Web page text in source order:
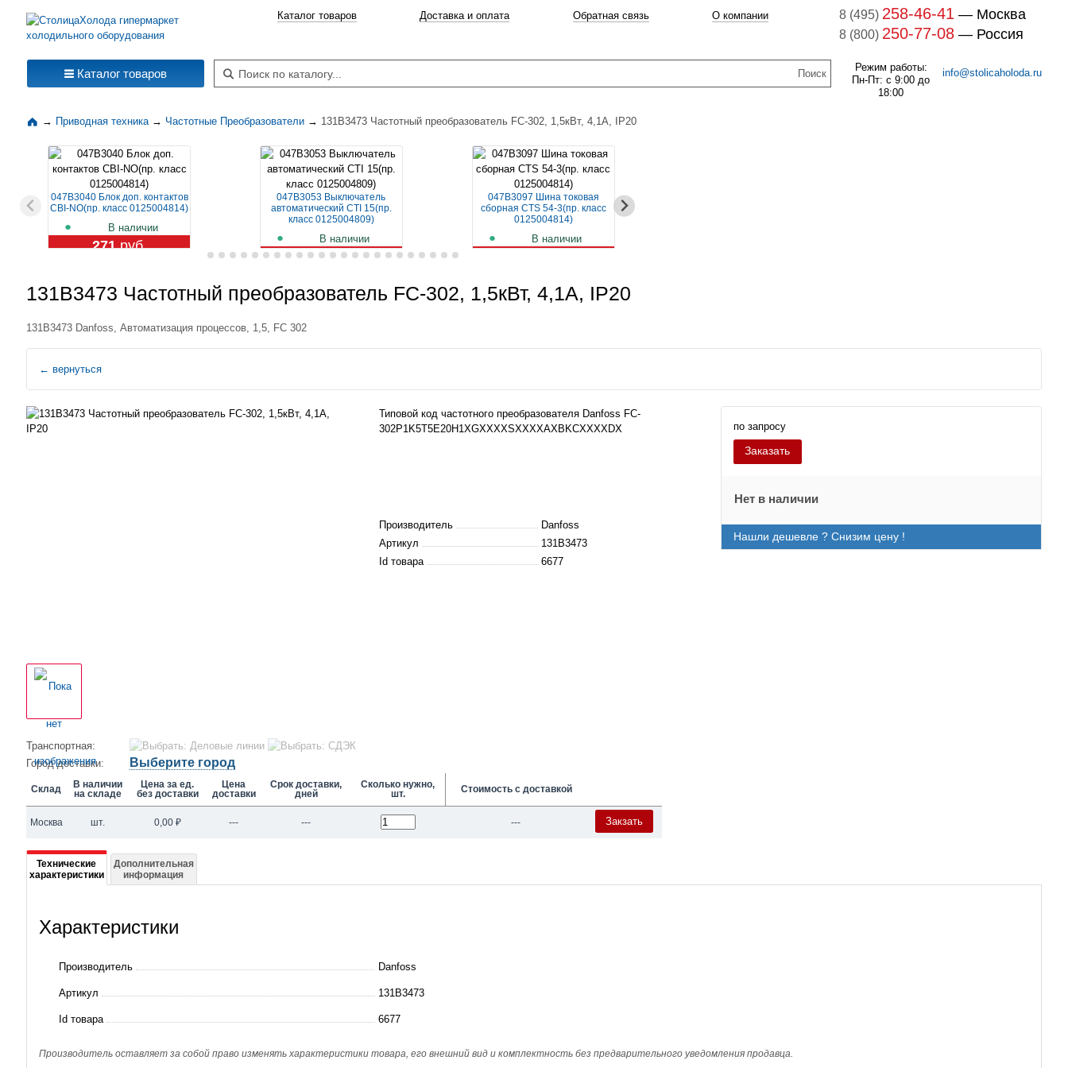
Каталог товаров Доставка и оплата Обратная связь О компании
Поиск по каталогу
8 (495) 258-46-41 — Москва
8 (800) 250-77-08 — Россия
Режим работы:
Пн-Пт: с 9:00 до
18:00
info@stolicaholoda.ru
Каталог товаров
→ Приводная техника → Частотные Преобразователи → 131B3473 Частотный преобразователь FC-302, 1,5кВт, 4,1А, IP20
047B3040 Блок доп. контактов
CBI-NO(пр. класс 0125004814)
В наличии
271руб.
047B3053 Выключатель
автоматический CTI 15(пр.
класс 0125004809)
В наличии
1 119 руб.
047B3097 Шина токовая
сборная CTS 54-3(пр. класс
0125004814)
В наличии
131B3473 Частотный преобразователь FC-302, 1,5кВт, 4,1А, IP20
131B3473 Danfoss, Автоматизация процессов, 1,5, FC 302
← вернуться
Типовой код частотногопреобразователя Danfoss FC-
302P1K5T5E20H1XGXXXXSXXXXAXBKCXXXXDX
Производитель
Danfoss
Артикул
131B3473
Id товара
6677
по запросу
Заказать
Нет в наличии
Нашли дешевле ? Снизим цену !
Транспортная:
Город доставки:
Выберите город
Склад
В наличии
на складе
Цена за ед.
без доставки
Цена
доставки
Срок доставки,
дней
Сколько нужно,
шт.
Стоимость с доставкой
Москва шт. 0,00 ₽ --- --- --- Закзать
Подробная
информация
131B3473
преобразователь
302,
1,5кВт,
Технические
характеристики
Дополнительная
информация
Характеристики
Производитель Danfoss
Артикул 131B3473
Id товара 6677
Производитель оставляет за собой право изменять характеристики товара, его внешний вид и комплектность без предварительного уведомления продавца.